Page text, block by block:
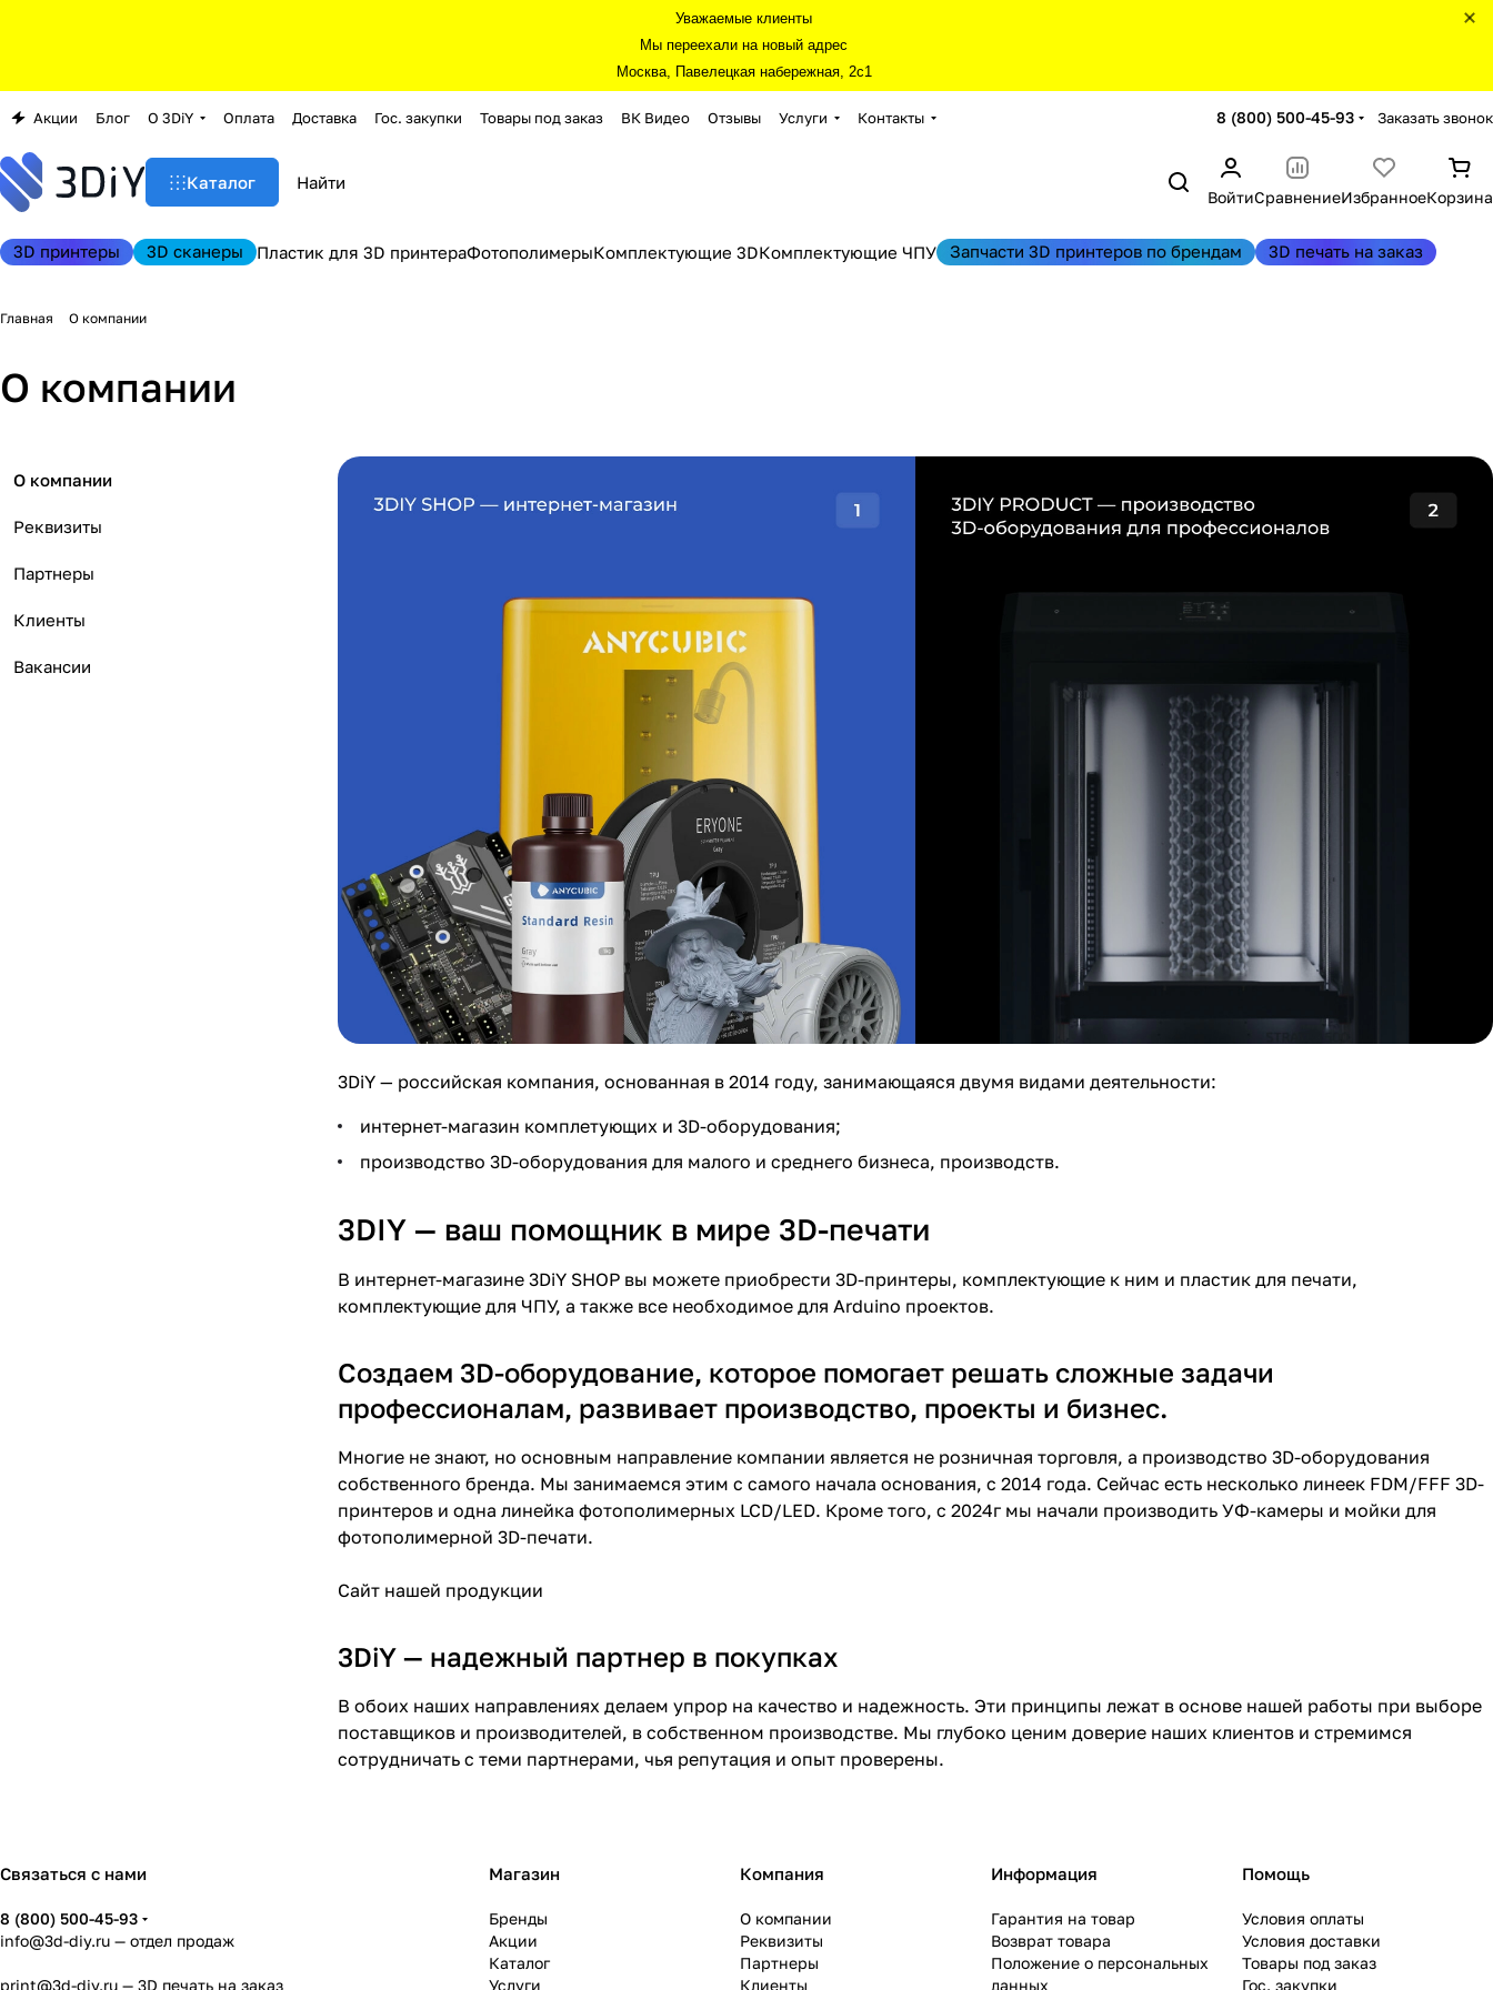
Уважаемые клиенты
Мы переехали на новый адрес
Москва, Павелецкая набережная, 2с1
Акции Блог О 3DiY Оплата Доставка Гос. закупки Товары под заказ ВК Видео Отзывы Услуги Контакты 8 (800) 500-45-93 Заказать звонок
Каталог
ВойтиСравнениеИзбранноеКорзина
3D принтеры 3D сканеры Пластик для 3D принтераФотополимерыКомплектующие 3DКомплектующие ЧПУ Запчасти 3D принтеров по брендам 3D печать на заказ
Главная О компании
О компании
3DiY — российская компания, основанная в 2014 году, занимающаяся двумя видами деятельности:
интернет-магазин комплетующих и 3D-оборудования;
производство 3D-оборудования для малого и среднего бизнеса, производств.
3DIY — ваш помощник в мире 3D-печати
В интернет-магазине 3DiY SHOP вы можете приобрести 3D-принтеры, комплектующие к ним и пластик для печати,
комплектующие для ЧПУ, а также все необходимое для Arduino проектов.
Создаем 3D-оборудование, которое помогает решать сложные задачи
профессионалам, развивает производство, проекты и бизнес.
Многие не знают, но основным направление компании является не розничная торговля, а производство 3D-оборудования
собственного бренда. Мы занимаемся этим с самого начала основания, с 2014 года. Сейчас есть несколько линеек FDM/FFF 3D-
принтеров и одна линейка фотополимерных LCD/LED. Кроме того, с 2024г мы начали производить УФ-камеры и мойки для
фотополимерной 3D-печати.
Сайт нашей продукции
3DiY — надежный партнер в покупках
В обоих наших направлениях делаем упрор на качество и надежность. Эти принципы лежат в основе нашей работы при выборе
поставщиков и производителей, в собственном производстве. Мы глубоко ценим доверие наших клиентов и стремимся
сотрудничать с теми партнерами, чья репутация и опыт проверены.
О компании
Реквизиты
Партнеры
Клиенты
Вакансии
Связаться с нами
8 (800) 500-45-93
info@3d-diy.ru — отдел продаж
print@3d-diy.ru — 3D печать на заказ
Магазин
Бренды
Акции
Каталог
Услуги
Компания
О компании
Реквизиты
Партнеры
Клиенты
Информация
Гарантия на товар
Возврат товара
Положение о персональных
данных
Помощь
Условия оплаты
Условия доставки
Товары под заказ
Гос. закупки